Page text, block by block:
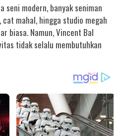
seni modern, banyak seniman
cat mahal, hingga studio megah
biasa. Namun, Vincent Bal
tidak selalu membutuhkan